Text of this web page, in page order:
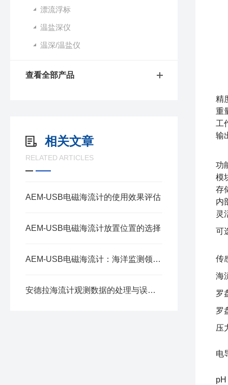
漂流浮标
温盐深仪
温深/温盐仪
查看全部产品
相关文章
RELATED ARTICLES
AEM-USB电磁海流计的使用效果评估
AEM-USB电磁海流计放置位置的选择
AEM-USB电磁海流计：海洋监测领域的得力助手
安德拉海流计观测数据的处理与误差分析要点
精
重
工
输
功
模
存
内
灵
可
传
海
罗
罗
压
电
pH